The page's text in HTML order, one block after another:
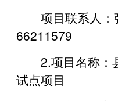
项目联系人
66211579
2.项目名称：
试点项目